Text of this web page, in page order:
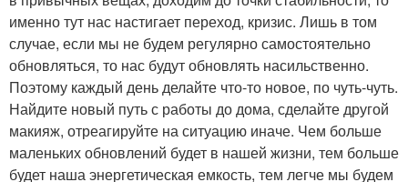
именно тут нас настигает переход, кризис. Лишь в том
случае, если мы не будем регулярно самостоятельно
обновляться, то нас будут обновлять насильственно.
Поэтому каждый день делайте что-то новое, по чуть-чуть.
Найдите новый путь с работы до дома, сделайте другой
макияж, отреагируйте на ситуацию иначе. Чем больше
маленьких обновлений будет в нашей жизни, тем больше
будет наша энергетическая емкость, тем легче мы будем